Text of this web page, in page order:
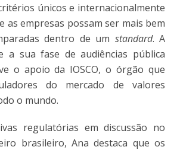
únicos e internacionalmente
as empresas possam ser mais bem
dentro de um standard. A
a sua fase de audiências pública
o apoio da IOSCO, o órgão que
do mercado de valores
o mundo.
regulatórias em discussão no
brasileiro, Ana destaca que os